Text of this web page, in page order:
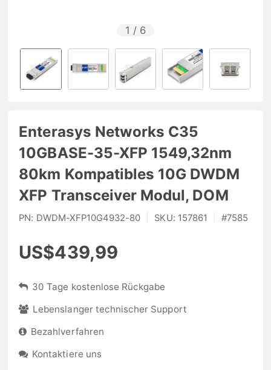
1 / 6
Enterasys Networks C35
10GBASE-35-XFP 1549,32nm
80km Kompatibles 10G DWDM
XFP Transceiver Modul, DOM
PN: DWDM-XFP10G4932-80 SKU: 157861 #7585
US$439,99
30 Tage kostenlose Rückgabe
Lebenslanger technischer Support
Bezahlverfahren
Kontaktiere uns